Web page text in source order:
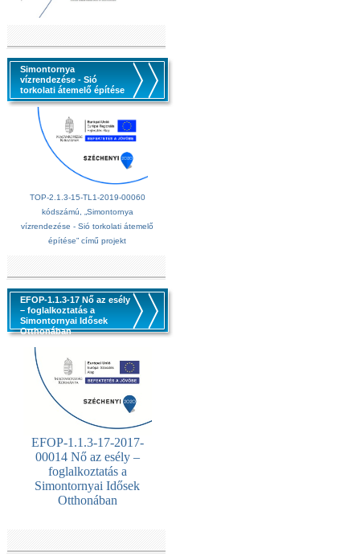
Simontornya
vízrendezése - Sió
torkolati átemelő építése
TOP-2.1.3-15-TL1-2019-00060
kódszámú, „Simontornya
vízrendezése - Sió torkolati átemelő
építése” című projekt
EFOP-1.1.3-17 Nő az esély
– foglalkoztatás a
Simontornyai Idősek
Otthonában
EFOP-1.1.3-17-2017-
00014 Nő az esély –
foglalkoztatás a
Simontornyai Idősek
Otthonában